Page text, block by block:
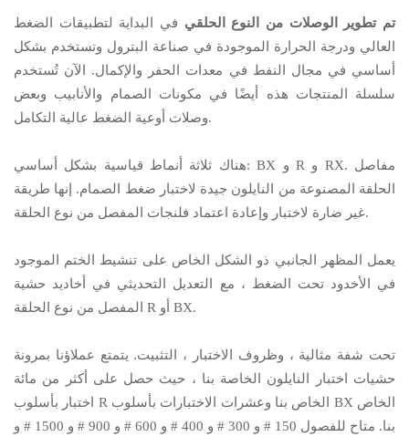
تم تطوير الوصلات من النوع الحلقي في البداية لتطبيقات الضغط
العالي ودرجة الحرارة الموجودة في صناعة البترول وتستخدم بشكل
أساسي في مجال النفط في معدات الحفر والإكمال. الآن تُستخدم
سلسلة المنتجات هذه أيضًا في مكونات الصمام والأنابيب وبعض
وصلات أوعية الضغط عالية التكامل.
هناك ثلاثة أنماط قياسية بشكل أساسي: BX و R و RX. مفاصل
الحلقة المصنوعة من النايلون جيدة لاختبار ضغط الصمام. إنها طريقة
غير ضارة لاختبار وإعادة اعتماد فلنجات المفصل من نوع الحلقة.
يعمل المظهر الجانبي ذو الشكل الخاص على تنشيط الختم الموجود
في الأخدود تحت الضغط ، مع التعديل التحديثي في ​​أخاديد حشية
المفصل من نوع الحلقة R أو BX.
تحت شفة مثالية ، وظروف الاختبار ، التثبيت. يتمتع عملاؤنا بمرونة
حشيات اختبار النايلون الخاصة بنا ، حيث حصل على أكثر من مائة
اختبار بأسلوب R الخاص بنا وعشرات الاختبارات بأسلوب BX الخاص
بنا. متاح للفصول 150 # و 300 # و 400 # و 600 # و 900 # و 1500 # و